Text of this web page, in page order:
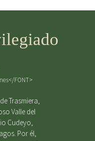
Trasmiera,
Valle del
Cudeyo,
Por él,